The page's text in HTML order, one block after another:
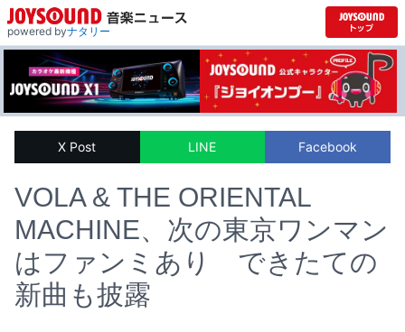
powered byナタリー
X Post LINE Facebook
VOLA & THE ORIENTAL
MACHINE、次の東京ワンマン
はファンミあり できたての
新曲も披露